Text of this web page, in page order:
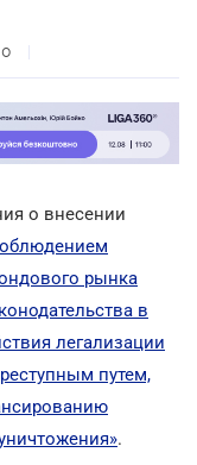
0
о внесении
рынка
в
легализации
путем,
.